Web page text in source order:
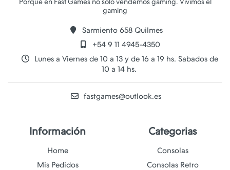
Porque en Fast Games no solo vendemos gaming. Vivimos el
Sarmiento 658 Quilmes
+54 9 11 4945-4350
Lunes a Viernes de 10 a 13 y de 16 a 19 hs. Sabados de
10 a 14 hs.
fastgames@outlook.es
Información
Home
Mis Pedidos
Categorias
Consolas
Consolas Retro